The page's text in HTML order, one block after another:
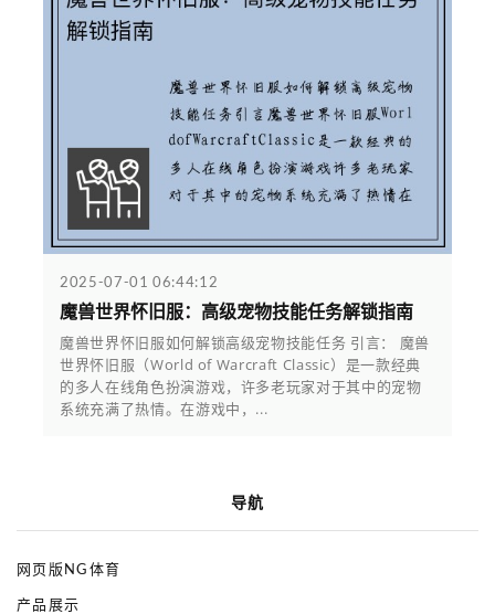
2025-07-01 06:44:12
魔兽世界怀旧服：高级宠物技能任务解锁指南
魔兽世界怀旧服如何解锁高级宠物技能任务 引言： 魔兽
世界怀旧服（World of Warcraft Classic）是一款经典
的多人在线角色扮演游戏，许多老玩家对于其中的宠物
系统充满了热情。在游戏中，...
导航
网页版NG体育
产品展示